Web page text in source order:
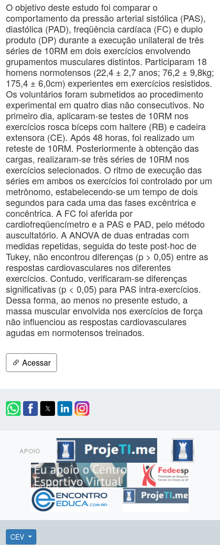
O objetivo deste estudo foi comparar o
comportamento da pressão arterial sistólica (PAS),
diastólica (PAD), freqüência cardíaca (FC) e duplo
produto (DP) durante a execução unilateral de três
séries de 10RM em dois exercícios envolvendo
grupamentos musculares distintos. Participaram 18
homens normotensos (22,4 ± 2,7 anos; 76,2 ± 9,8kg;
175,4 ± 6,0cm) experientes em exercícios resistidos.
Os voluntários foram submetidos ao procedimento
experimental em quatro dias não consecutivos. No
primeiro dia, aplicaram-se testes de 10RM nos
exercícios rosca bíceps com haltere (RB) e cadeira
extensora (CE). Após 48 horas, foi realizado um
reteste de 10RM. Posteriormente à obtenção das
cargas, realizaram-se três séries de 10RM nos
exercícios selecionados. O ritmo de execução das
séries em ambos os exercícios foi controlado por um
metrônomo, estabelecendo-se um tempo de dois
segundos para cada uma das fases excêntrica e
concêntrica. A FC foi aferida por
cardiofreqüencímetro e a PAS e PAD, pelo método
auscultatório. A ANOVA de duas entradas com
medidas repetidas, seguida do teste post-hoc de
Tukey, não encontrou diferenças (p > 0,05) entre as
respostas cardiovasculares nos diferentes
exercícios. Contudo, verificaram-se diferenças
significativas (p < 0,05) para PAS intra-exercícios.
Dessa forma, ao menos no presente estudo, a
massa muscular envolvida nos exercícios de força
não influenciou as respostas cardiovasculares
agudas em normotensos treinados.
Acessar
APOIO
CEV